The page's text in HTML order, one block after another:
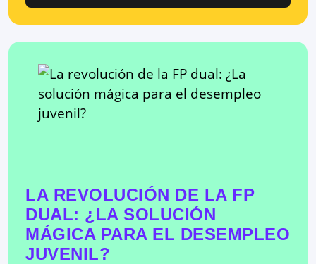
LA REVOLUCIÓN DE LA FP
DUAL: ¿LA SOLUCIÓN
MÁGICA PARA EL DESEMPLEO
JUVENIL?